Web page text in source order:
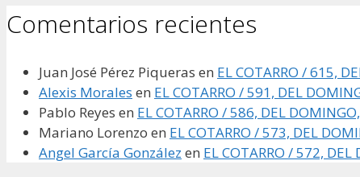
Comentarios recientes
Juan José Pérez Piqueras en EL COTARRO / 615,
Alexis Morales en EL COTARRO / 591, DEL
Pablo Reyes en EL COTARRO / 586, DEL
Mariano Lorenzo en EL COTARRO / 573, DEL
Angel García González en EL COTARRO / 572,